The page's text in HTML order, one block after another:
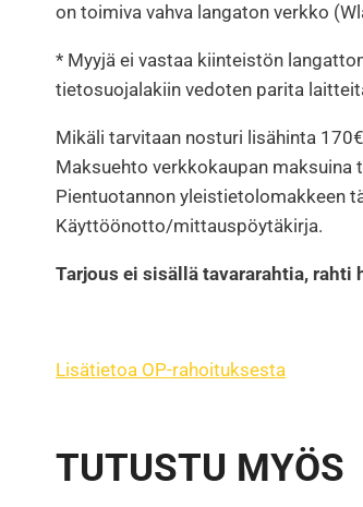
on toimiva vahva langaton verkko
* Myyjä ei vastaa kiinteistön
tietosuojalakiin vedoten parita
Mikäli tarvitaan nosturi lisähinta
Maksuehto verkkokaupan maksuina
Pientuotannon yleistietolomakkeen
Käyttöönotto/mittauspöytäkirja.
Tarjous ei sisällä tavararahtia, rahti
Lisätietoa OP-rahoituksesta
TUTUSTU MYÖS